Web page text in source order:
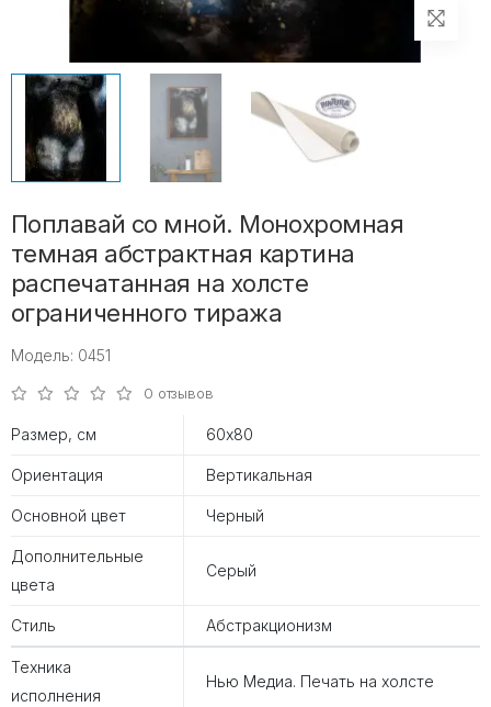
Поплавай со мной. Монохромная
темная абстрактная картина
распечатанная на холсте
ограниченного тиража
Модель: 0451
0 отзывов
Размер, см 60х80
Ориентация Вертикальная
Основной цвет Черный
Дополнительные
цвета
Серый
Стиль Абстракционизм
Техника
исполнения
Нью Медиа. Печать на холсте